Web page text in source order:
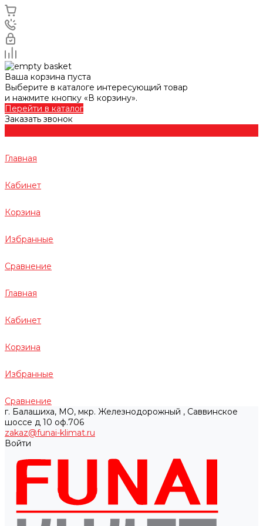
Ваша корзина пуста
Выберите в каталоге интересующий товар
и нажмите кнопку «В корзину».
Перейти в каталог
Заказать звонок
Главная
Кабинет
Корзина
Избранные
Сравнение
Главная
Кабинет
Корзина
Избранные
Сравнение
г. Балашиха, МО, мкр. Железнодорожный , Саввинское
шоссе д 10 оф.706
zakaz@funai-klimat.ru
Войти